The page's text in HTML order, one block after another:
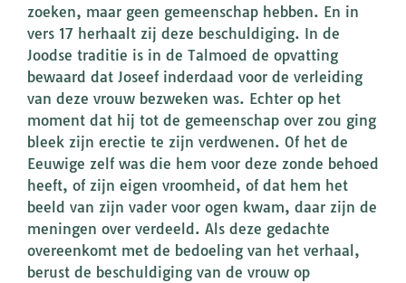
zoeken, maar geen gemeenschap hebben. En in
vers 17 herhaalt zij deze beschuldiging. In de
Joodse traditie is in de Talmoed de opvatting
bewaard dat Joseef inderdaad voor de verleiding
van deze vrouw bezweken was. Echter op het
moment dat hij tot de gemeenschap over zou ging
bleek zijn erectie te zijn verdwenen. Of het de
Eeuwige zelf was die hem voor deze zonde behoed
heeft, of zijn eigen vroomheid, of dat hem het
beeld van zijn vader voor ogen kwam, daar zijn de
meningen over verdeeld. Als deze gedachte
overeenkomt met de bedoeling van het verhaal,
berust de beschuldiging van de vrouw op